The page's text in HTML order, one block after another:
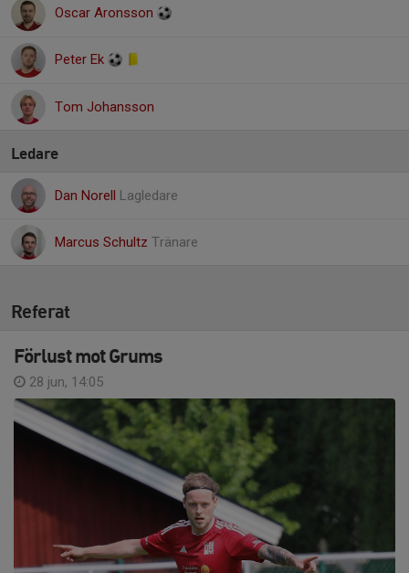
Oscar Aronsson
Peter Ek
Tom Johansson
Ledare
Dan Norell Lagledare
Marcus Schultz Tränare
Referat
Förlust mot Grums
28 jun, 14:05